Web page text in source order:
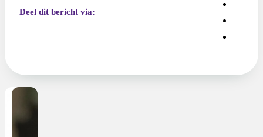
Deel dit bericht via: